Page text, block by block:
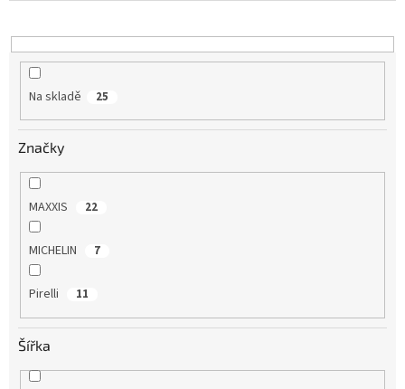
Na skladě 25
Značky
MAXXIS 22
MICHELIN 7
Pirelli 11
Šířka